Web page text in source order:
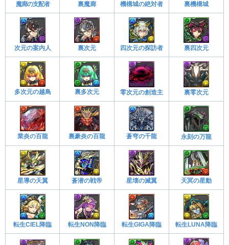
魔廊の支配者 裏魔廊 機構城の絶対者 裏機構城
次元の案内人 裏次元 四次元の探訪者 裏四次元
多次元の越鳥 裏多次元 零次元の創造主 裏零次元
業炎の百龍 裏豪炎の百龍 蒼穹の千龍 永刻の万龍
星導の天翼 蒼潜の戦帝 星壊の滅翼 天冥の星動
転生CIEL降臨 転生NON降臨 転生GIGA降臨 転生LUNA降臨